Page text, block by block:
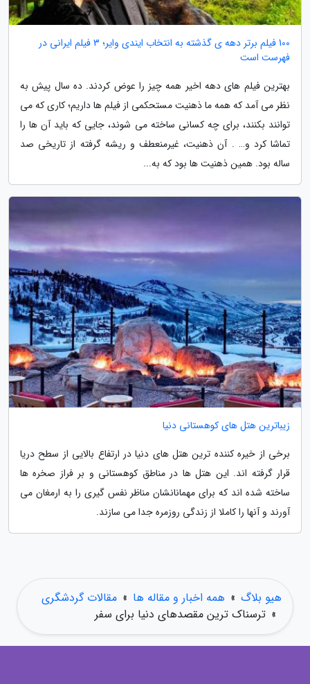
100 فیلم برتر دهه ی گذشته به انتخاب ایندی وایر؛ 3 فیلم ایرانی در
فهرست است
بهترین فیلم های دهه اخیر همه چیز را عوض کردند. ده سال پیش به
نظر می آمد که همه ما ذهنیت مستحکمی از فیلم ها داریم؛ کاری که می
توانند بکنند، برای چه کسانی ساخته می شوند، جایی که باید آن ها را
تماشا کرد و… . آن ذهنیت، غیرمنعطف و ریشه گرفته از تاریخی صد
ساله بود. همین ذهنیت ها بود که به...
زیباترین هتل های کوهستانی دنیا
برخی از خیره کننده ترین هتل های دنیا در ارتفاع بالایی از سطح دریا
قرار گرفته اند. این هتل ها در مناطق کوهستانی و بر فراز صخره ها
ساخته شده اند که برای مهمانانشان مناظر نفس گیری را به ارمغان می
آورند و آنها را کاملا از زندگی روزمره جدا می سازند.
هیو بلاگ » همه اخبار و مقاله ها » مقالات گردشگری
» ترسناک ترین مقصدهای دنیا برای سفر